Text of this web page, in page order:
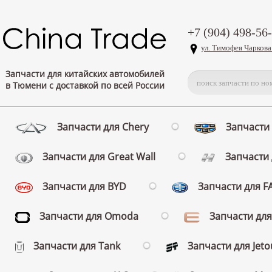
Запчасти для китайских автомобилей
в Тюмени с доставкой по всей России
+7 (904) 498-
ул. Тимофея
Запчасти для Chery
Запчасти для Great Wall
Запчасти для BYD Запчасти для
Запчасти для Omoda Запчасти
Запчасти для Tank Запчасти для